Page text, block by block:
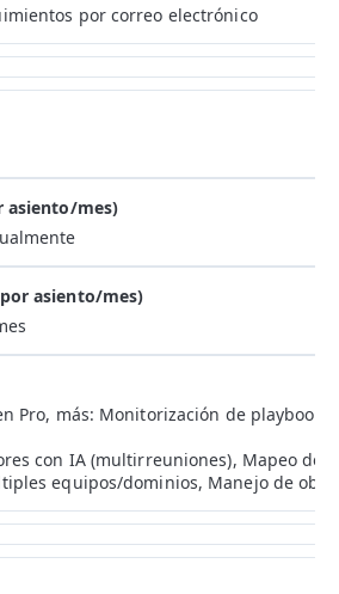
por correo electrónico
Pro, más: Monitorización de playbooks
con IA (multirreuniones), Mapeo de
equipos/dominios, Manejo de